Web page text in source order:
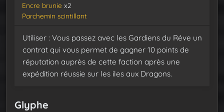
Encre brunie x2
Parchemin scintillant
Utiliser : Vous passez avec les Gardiens du Réve un
contrat qui vous permet de gagner 10 points de
réputation auprès de cette faction après une
expédition réussie sur les iles aux Dragons.
Glyphe